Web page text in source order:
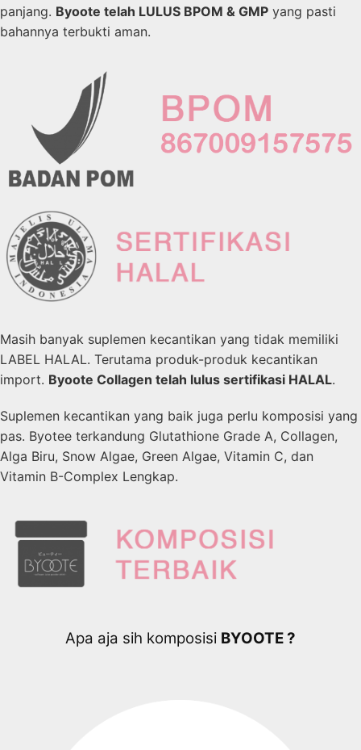
panjang. Byoote telah LULUS BPOM & GMP yang pasti
bahannya terbukti aman.
Masih banyak suplemen kecantikan yang tidak memiliki
LABEL HALAL. Terutama produk-produk kecantikan
import. Byoote Collagen telah lulus sertifikasi HALAL.
Suplemen kecantikan yang baik juga perlu komposisi yang
pas. Byotee terkandung Glutathione Grade A, Collagen,
Alga Biru, Snow Algae, Green Algae, Vitamin C, dan
Vitamin B-Complex Lengkap.
Apa aja sih komposisi BYOOTE ?​